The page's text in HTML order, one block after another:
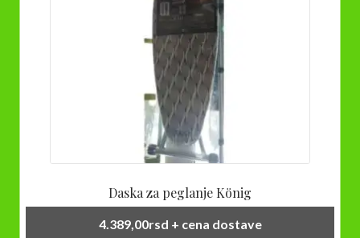
Daska za peglanje König
4.389,00rsd + cena dostave